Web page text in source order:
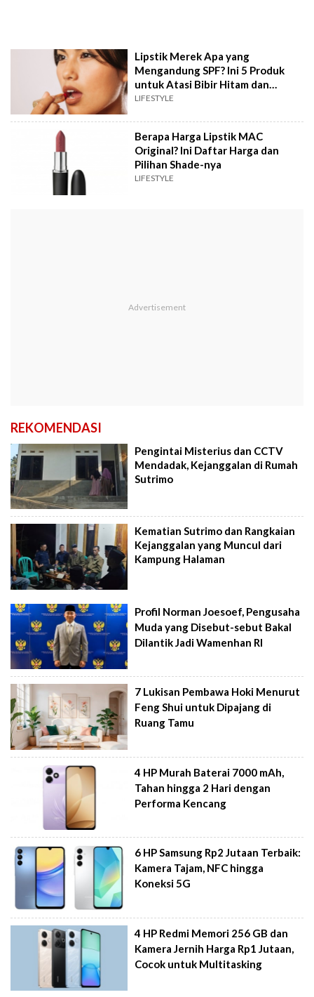
Lipstik Merek Apa yang
Mengandung SPF? Ini 5 Produk
untuk Atasi Bibir Hitam dan
Kering
LIFESTYLE
Berapa Harga Lipstik MAC
Original? Ini Daftar Harga dan
Pilihan Shade-nya
LIFESTYLE
REKOMENDASI
Pengintai Misterius dan CCTV
Mendadak, Kejanggalan di Rumah
Sutrimo
Kematian Sutrimo dan Rangkaian
Kejanggalan yang Muncul dari
Kampung Halaman
Profil Norman Joesoef, Pengusaha
Muda yang Disebut-sebut Bakal
Dilantik Jadi Wamenhan RI
7 Lukisan Pembawa Hoki Menurut
Feng Shui untuk Dipajang di
Ruang Tamu
4 HP Murah Baterai 7000 mAh,
Tahan hingga 2 Hari dengan
Performa Kencang
6 HP Samsung Rp2 Jutaan Terbaik:
Kamera Tajam, NFC hingga
Koneksi 5G
4 HP Redmi Memori 256 GB dan
Kamera Jernih Harga Rp1 Jutaan,
Cocok untuk Multitasking